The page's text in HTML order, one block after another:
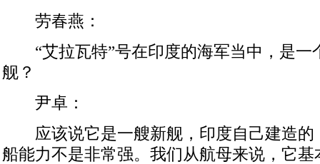
劳春燕：
“艾拉瓦特”号在印度的海军当中，是一
舰？
尹卓：
应该说它是一艘新舰，印度自己建造的
船能力不是非常强。我们从航母来说，它